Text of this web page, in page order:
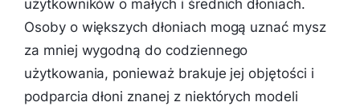
użytkowników o małych i średnich dłoniach.
Osoby o większych dłoniach mogą uznać mysz
za mniej wygodną do codziennego
użytkowania, ponieważ brakuje jej objętości i
podparcia dłoni znanej z niektórych modeli